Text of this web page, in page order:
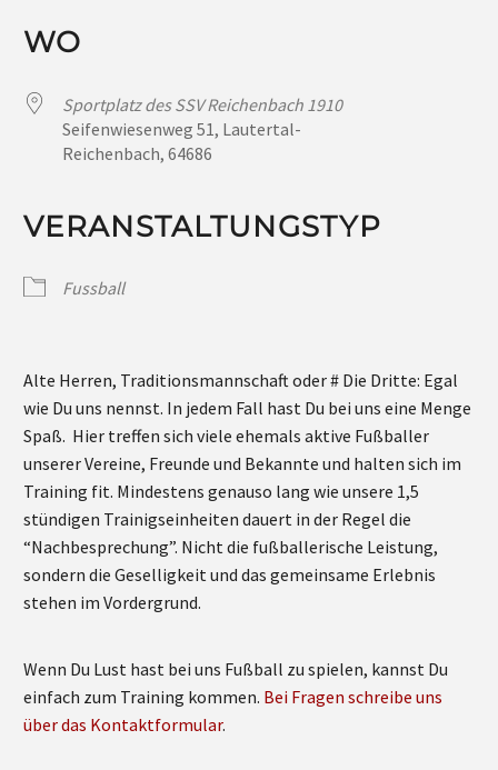
WO
Sportplatz des SSV Reichenbach 1910
Seifenwiesenweg 51, Lautertal-
Reichenbach, 64686
VERANSTALTUNGSTYP
Fussball
Alte Herren, Traditionsmannschaft oder # Die Dritte: Egal
wie Du uns nennst. In jedem Fall hast Du bei uns eine Menge
Spaß. Hier treffen sich viele ehemals aktive Fußballer
unserer Vereine, Freunde und Bekannte und halten sich im
Training fit. Mindestens genauso lang wie unsere 1,5
stündigen Trainigseinheiten dauert in der Regel die
“Nachbesprechung”. Nicht die fußballerische Leistung,
sondern die Geselligkeit und das gemeinsame Erlebnis
stehen im Vordergrund.
Wenn Du Lust hast bei uns Fußball zu spielen, kannst Du
einfach zum Training kommen. Bei Fragen schreibe uns
über das Kontaktformular.